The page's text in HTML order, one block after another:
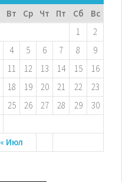
Вт Ср Чт Пт Сб Вс
« Июл
1
2
4 5 6 7 8
9
11 12 13 14 15
16
18 19 20 21 22
23
25 26 27 28 29
30